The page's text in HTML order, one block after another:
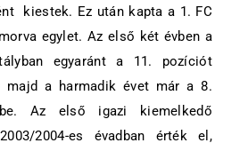
kiestek. Ez után kapta a 1. FC
egylet. Az első két évben a
egyaránt a 11. pozíciót
majd a harmadik évet már a 8.
Az első igazi kiemelkedő
2004-es évadban érték el,